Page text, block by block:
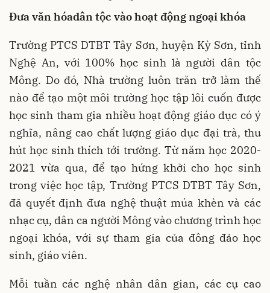
Đưa văn hóadân tộc vào hoạt động ngoại khóa
Trường PTCS DTBT Tây Sơn, huyện Kỳ Sơn, tỉnh
Nghệ An, với 100% học sinh là người dân tộc
Mông. Do đó, Nhà trường luôn trăn trở làm thế
nào để tạo một môi trường học tập lôi cuốn được
học sinh tham gia nhiều hoạt động giáo dục có ý
nghĩa, nâng cao chất lượng giáo dục đại trà, thu
hút học sinh thích tới trường. Từ năm học 2020-
2021 vừa qua, để tạo hứng khởi cho học sinh
trong việc học tập, Trường PTCS DTBT Tây Sơn,
đã quyết định đưa nghệ thuật múa khèn và các
nhạc cụ, dân ca người Mông vào chương trình học
ngoại khóa, với sự tham gia của đông đảo học
sinh, giáo viên.
Mỗi tuần các nghệ nhân dân gian, các cụ cao